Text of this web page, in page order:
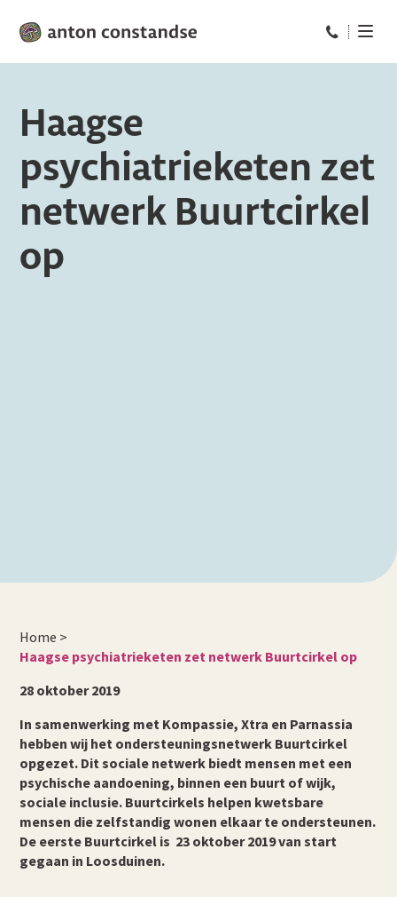
Bel ons op:
Haagse
psychiatrieketen zet
netwerk Buurtcirkel
op
Home >
Haagse psychiatrieketen zet netwerk Buurtcirkel op
28 oktober 2019
In samenwerking met Kompassie, Xtra en Parnassia
hebben wij het ondersteuningsnetwerk Buurtcirkel
opgezet. Dit sociale netwerk biedt mensen met een
psychische aandoening, binnen een buurt of wijk,
sociale inclusie. Buurtcirkels helpen kwetsbare
mensen die zelfstandig wonen elkaar te ondersteunen.
De eerste Buurtcirkel is 23 oktober 2019 van start
gegaan in Loosduinen.